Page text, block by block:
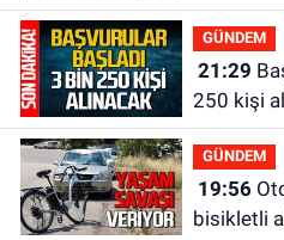
hayatını
GÜNDEM
21:29
250 kişi
GÜNDEM
19:56Otomobille çarpışan
bisikletli